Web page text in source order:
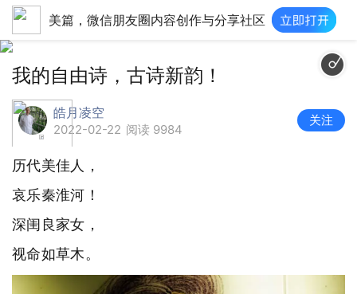
美篇，微信朋友圈内容创作与分享社区
我的自由诗，古诗新韵！
皓月凌空
2022-02-22 阅读 9984
关注
历代美佳人，
哀乐秦淮河！
深闺良家女，
视命如草木。
我爱你塞北的雪